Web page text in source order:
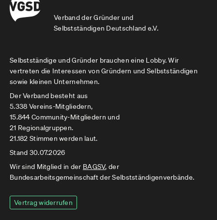
Verband der Gründer und
Selbstständigen Deutschland e.V.
Selbstständige und Gründer brauchen eine Lobby. Wir
vertreten die Interessen von Gründern und Selbstständigen
sowie kleinen Unternehmen.
Der Verband besteht aus
5.338 Vereins-Mitgliedern,
15.844 Community-Mitgliedern und
21 Regionalgruppen.
21.182 Stimmen werden laut.
Stand 30.07.2026
Wir sind Mitglied in der BAGSV, der
Bundesarbeitsgemeinschaft der Selbstständigenverbände.
Vertrag widerrufen